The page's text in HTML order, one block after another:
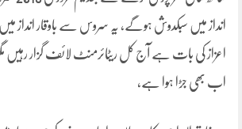
انداز میں سبکدوش ہوگے، یہ سروس سے باوقار انداز
اعزاز کی بات ہے آج کل ریٹائرمنٹ لائف گزار رہیں
اب بھی جڑا ہوا ہے،